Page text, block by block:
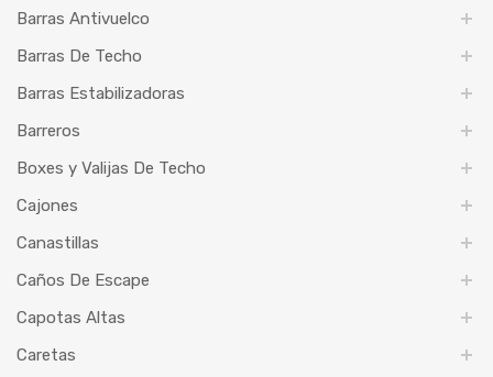
Barras Antivuelco
Barras De Techo
Barras Estabilizadoras
Barreros
Boxes y Valijas De Techo
Cajones
Canastillas
Caños De Escape
Capotas Altas
Caretas